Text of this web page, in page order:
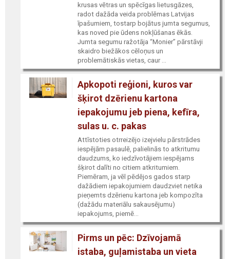
krusas vētras un spēcīgas lietusgāzes,
radot dažāda veida problēmas Latvijas
īpašumiem, tostarp bojātus jumta segumus,
kas noved pie ūdens nokļūšanas ēkās.
Jumta segumu ražotāja “Monier” pārstāvji
skaidro biežākos cēloņus un
problemātiskās vietas, caur ...
Apkopoti reģioni, kuros var
šķirot dzērienu kartona
iepakojumu jeb piena, kefīra,
sulas u. c. pakas
Attīstoties otrreizējo izejvielu pārstrādes
iespējām pasaulē, palielinās to atkritumu
daudzums, ko iedzīvotājiem iespējams
šķirot dalīti no citiem atkritumiem.
Piemēram, ja vēl pēdējos gados starp
dažādiem iepakojumiem daudzviet netika
pieņemts dzērienu kartona jeb kompozīta
(dažādu materiālu sakausējumu)
iepakojums, piemē...
Pirms un pēc: Dzīvojamā
istaba, guļamistaba un vieta